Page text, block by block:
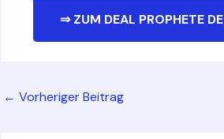
⇒ ZUM DEAL PROPHETE DE
Post
← Vorheriger Beitrag